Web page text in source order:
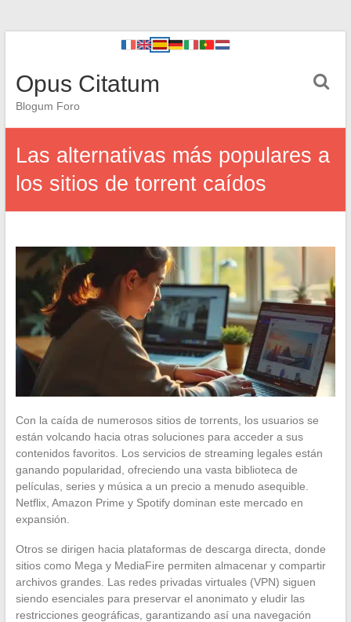
Opus Citatum
Blogum Foro
Las alternativas más populares a
los sitios de torrent caídos
Con la caída de numerosos sitios de torrents, los usuarios se
están volcando hacia otras soluciones para acceder a sus
contenidos favoritos. Los servicios de streaming legales están
ganando popularidad, ofreciendo una vasta biblioteca de
películas, series y música a un precio a menudo asequible.
Netflix, Amazon Prime y Spotify dominan este mercado en
expansión.
Otros se dirigen hacia plataformas de descarga directa, donde
sitios como Mega y MediaFire permiten almacenar y compartir
archivos grandes. Las redes privadas virtuales (VPN) siguen
siendo esenciales para preservar el anonimato y eludir las
restricciones geográficas, garantizando así una navegación